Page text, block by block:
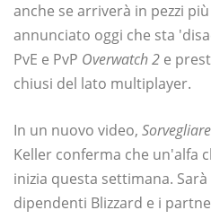
anche se arriverà in pezzi
annunciato oggi che sta
PvE e PvP Overwatch 2 e
chiusi del lato multiplayer.
In un nuovo video, Sorvegliare
Keller conferma che un'alfa
inizia questa settimana.
dipendenti Blizzard e i